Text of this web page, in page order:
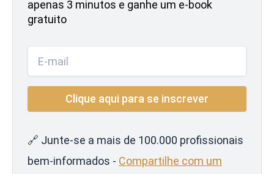
apenas 3 minutos e ganhe um e-book
gratuito
🔗 Junte-se a mais de 100.000 profissionais
bem-informados - Compartilhe com um